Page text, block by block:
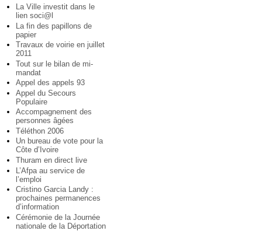
La Ville investit dans le
lien soci@l
La fin des papillons de
papier
Travaux de voirie en juillet
2011
Tout sur le bilan de mi-
mandat
Appel des appels 93
Appel du Secours
Populaire
Accompagnement des
personnes âgées
Téléthon 2006
Un bureau de vote pour la
Côte d’Ivoire
Thuram en direct live
L’Afpa au service de
l’emploi
Cristino Garcia Landy :
prochaines permanences
d’information
Cérémonie de la Journée
nationale de la Déportation